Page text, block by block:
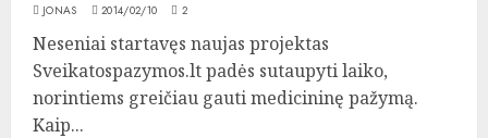
JONAS 2014/02/10 2
Neseniai startavęs naujas projektas
Sveikatospazymos.lt padės sutaupyti laiko,
norintiems greičiau gauti medicininę pažymą.
Kaip...